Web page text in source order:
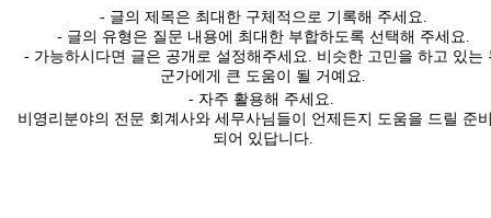
- 글의 제목은 최대한 구체적 으로 기록해 주세요.
- 글의 유형은 질문 내용에 최대한 부합하도록 선택해 주세요.
- 가능하시다면 글은 공개 로 설정해주세요. 비슷한 고민을 하고 있는
군가에게 큰 도움이 될 거예요.
- 자주 활용해 주세요.
비영리분야의 전문 회계사와 세무사님들이 언제든지 도움을 드릴 준
되어 있답니다.